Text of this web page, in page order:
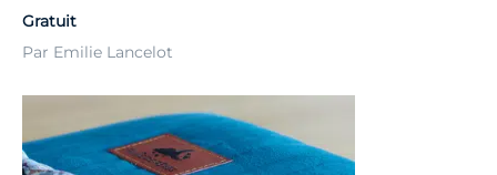
Gratuit
Par Emilie Lancelot